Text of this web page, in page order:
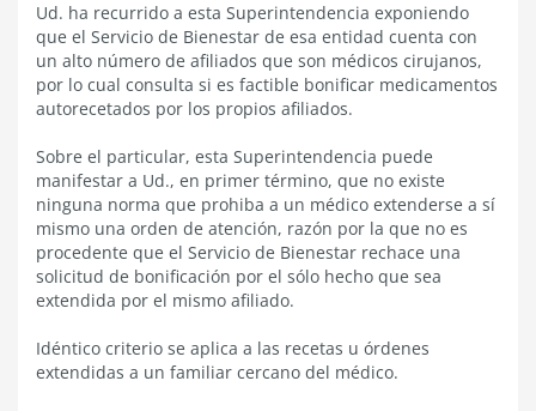
Ud. ha recurrido a esta Superintendencia exponiendo
que el Servicio de Bienestar de esa entidad cuenta con
un alto número de afiliados que son médicos cirujanos,
por lo cual consulta si es factible bonificar medicamentos
autorecetados por los propios afiliados.
Sobre el particular, esta Superintendencia puede
manifestar a Ud., en primer término, que no existe
ninguna norma que prohiba a un médico extenderse a sí
mismo una orden de atención, razón por la que no es
procedente que el Servicio de Bienestar rechace una
solicitud de bonificación por el sólo hecho que sea
extendida por el mismo afiliado.
Idéntico criterio se aplica a las recetas u órdenes
extendidas a un familiar cercano del médico.